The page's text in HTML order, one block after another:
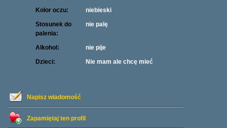
Napisz wiadomość
Zapamiętaj ten profil
Kolor oczu:
niebieski
Stosunek do
palenia:
nie palę
Alkohol:
nie pije
Dzieci:
Nie mam ale chcę mieć